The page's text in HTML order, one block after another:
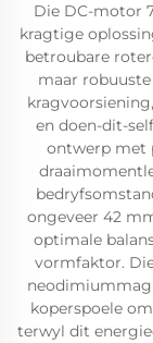
Die DC-motor
kragtige
betroubare
maar
en doen-dit-
ontwerp met
ongeveer 42
optimale
vormfaktor.
koperspoele
terwyl dit